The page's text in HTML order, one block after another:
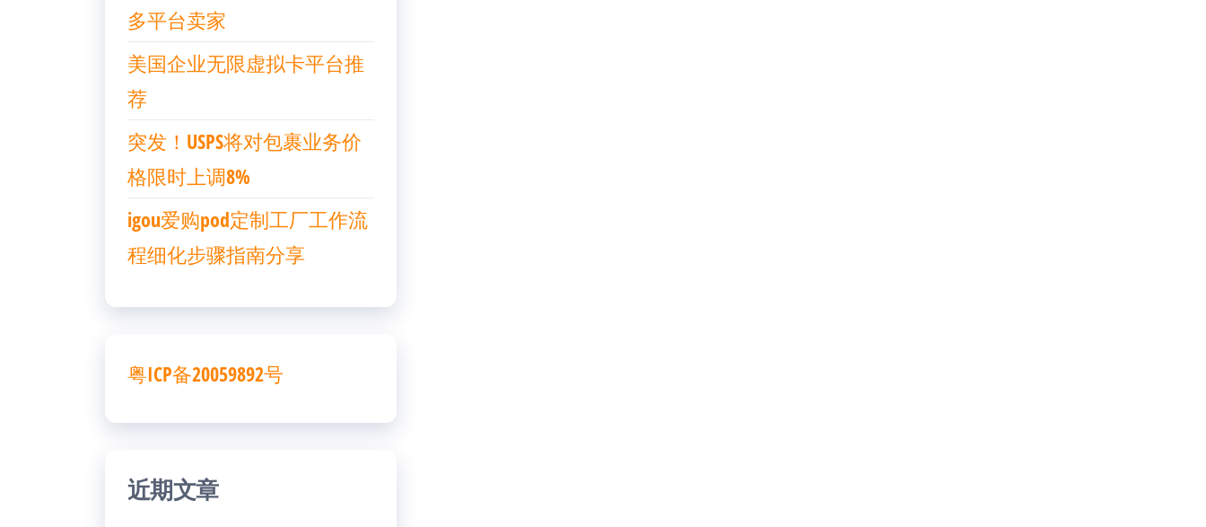
多平台卖家
美国企业无限虚拟卡平台推
荐
突发！USPS将对包裹业务价
格限时上调8%
igou爱购pod定制工厂工作流
程细化步骤指南分享
粤ICP备20059892号
近期文章